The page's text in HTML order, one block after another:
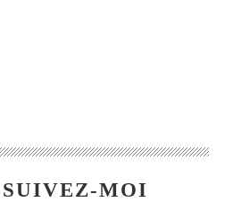
SUIVEZ-MOI